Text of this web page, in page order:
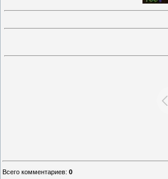
Всего комментариев: 0